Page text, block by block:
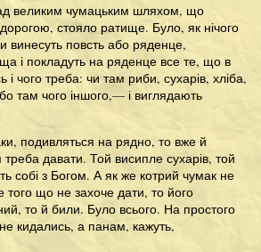
великим чумацьким шляхом, що
стояло ратище. Було, як нічого
винесуть повсть або ряденце,
і покладуть на ряденце все те, що в
чого треба: чи там риби, сухарів, хліба,
там чого іншого,— і виглядають
подивляться на рядно, то вже й
давати. Той висипле сухарів, той
собі з Богом. А як же котрий чумак не
того що не захоче дати, то його
то й били. Було всього. На простого
кидались, а панам, кажуть,